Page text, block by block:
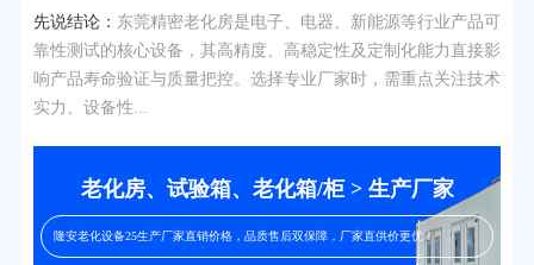
先说结论： 东莞精密老化房是电子、电器、新能源等行业产品可
靠性测试的核心设备，其高精度、高稳定性及定制化能力直接影
响产品寿命验证与质量把控。选择专业厂家时，需重点关注技术
实力、设备性...
老化房、试验箱、老化箱/柜 > 生产厂家
隆安老化设备25生产厂家直销价格，品质售后双保障，厂家直供价更优！